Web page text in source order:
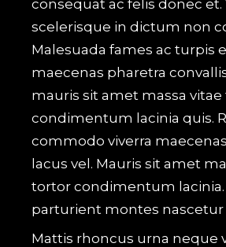
consequat ac felis donec et.
scelerisque in dictum non
Malesuada fames ac turpis
maecenas pharetra
mauris sit amet massa
condimentum lacinia quis.
commodo viverra
lacus vel. Mauris sit amet
tortor condimentum lacinia.
parturient montes nascetur
Mattis rhoncus urna neque